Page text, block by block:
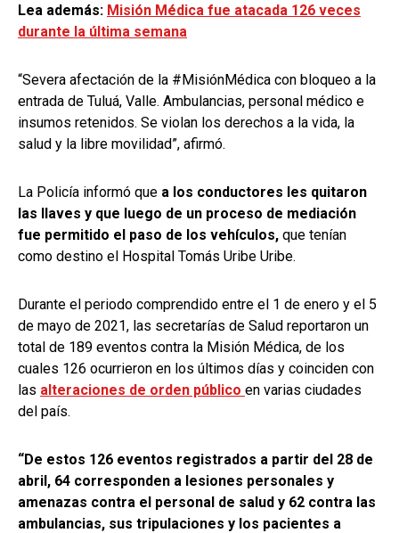
Lea además: Misión Médica fue atacada 126 veces
durante la última semana
“Severa afectación de la #MisiónMédica con bloqueo a la
entrada de Tuluá, Valle. Ambulancias, personal médico e
insumos retenidos. Se violan los derechos a la vida, la
salud y la libre movilidad”, afirmó.
La Policía informó que a los conductores les quitaron
las llaves y que luego de un proceso de mediación
fue permitido el paso de los vehículos, que tenían
como destino el Hospital Tomás Uribe Uribe.
Durante el periodo comprendido entre el 1 de enero y el 5
de mayo de 2021, las secretarías de Salud reportaron un
total de 189 eventos contra la Misión Médica, de los
cuales 126 ocurrieron en los últimos días y coinciden con
las alteraciones de orden público en varias ciudades
del país.
“De estos 126 eventos registrados a partir del 28 de
abril, 64 corresponden a lesiones personales y
amenazas contra el personal de salud y 62 contra las
ambulancias, sus tripulaciones y los pacientes a